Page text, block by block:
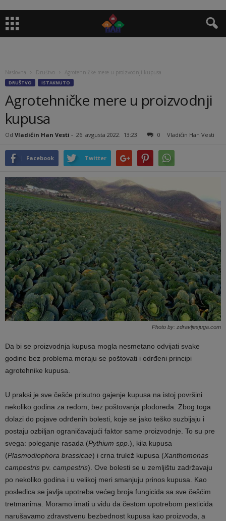
Naslovna Društvo Agrotehničke mere u proizvodnji kupusa
DRUŠTVO ISTAKNUTO
Agrotehničke mere u proizvodnji
kupusa
Od Vladičin Han Vesti - 26. avgusta 2022. 13:23 0 Vladičin Han Vesti
Facebook Twitter
Photo by: zdravljesjuga.com
Da bi se proizvodnja kupusa mogla nesmetano odvijati svake
godine bez problema moraju se poštovati i odrđeni principi
agrotehnike kupusa.
U praksi je sve češće prisutno gajenje kupusa na istoj površini
nekoliko godina za redom, bez poštovanja plodoreda. Zbog toga
dolazi do pojave odrđenih bolesti, koje se jako teško suzbijaju i
postaju ozbiljan ograničavajući faktor same proizvodnje. To su pre
svega: poleganje rasada (Pythium spp.), kila kupusa
(Plasmodiophora brassicae) i crna trulež kupusa (Xanthomonas
campestris pv. campestris). Ove bolesti se u zemljištu zadržavaju
po nekoliko godina i u velikoj meri smanjuju prinos kupusa. Kao
posledica se javlja upotreba većeg broja fungicida sa sve češćim
tretmanima. Moramo imati u vidu da čestom upotrebom pesticida
narušavamo zdravstvenu bezbednost kupusa kao proizvoda, a